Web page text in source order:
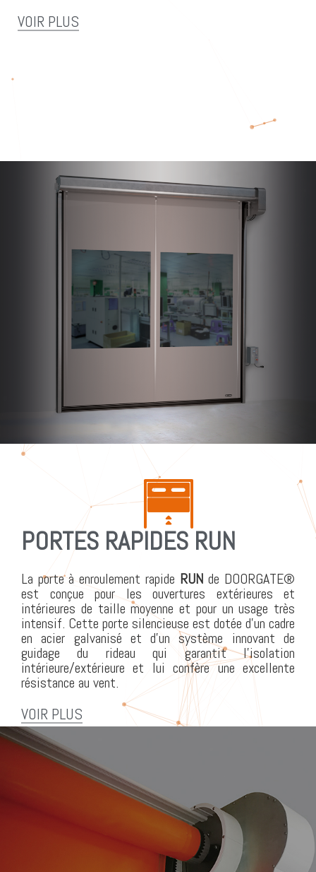
VOIR PLUS
PORTES RAPIDES RUN
La porte à enroulement rapide RUN de DOORGATE®
est conçue pour les ouvertures extérieures et
intérieures de taille moyenne et pour un usage très
intensif. Cette porte silencieuse est dotée d’un cadre
en acier galvanisé et d’un système innovant de
guidage du rideau qui garantit l’isolation
intérieure/extérieure et lui confère une excellente
résistance au vent.
VOIR PLUS